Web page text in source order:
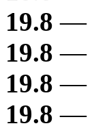
19.8 —
19.8 —
19.8 —
19.8 —